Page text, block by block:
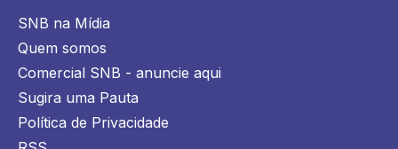
SNB na Mídia
Quem somos
Comercial SNB - anuncie aqui
Sugira uma Pauta
Política de Privacidade